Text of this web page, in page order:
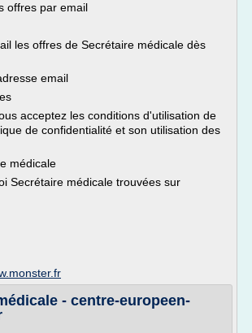
offres par email
les offres de Secrétaire médicale dès
email
acceptez les conditions d'utilisation de
de confidentialité et son utilisation des
médicale
Secrétaire médicale trouvées sur
- centre-europeen-